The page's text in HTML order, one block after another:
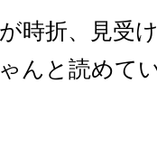
時折、見受
んと読めて